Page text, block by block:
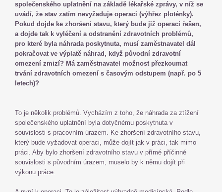
společenského uplatnění na základě lékařské zprávy, v níž se
uvádí, že stav zatím nevyžaduje operaci (výhřez ploténky).
Pokud dojde ke zhoršení stavu, který bude již operací řešen,
a dojde tak k vyléčení a odstranění zdravotních problémů,
pro které byla náhrada poskytnuta, musí zaměstnavatel dál
pokračovat ve výplatě náhrad, když původní zdravotní
omezení zmizí? Má zaměstnavatel možnost přezkoumat
trvání zdravotních omezení s časovým odstupem (např. po 5
letech)?
To je několik problémů. Vycházím z toho, že náhrada za ztížení
společenského uplatnění byla dotyčnému poskytnuta v
souvislosti s pracovním úrazem. Ke zhoršení zdravotního stavu,
který bude vyžadovat operaci, může dojít jak v práci, tak mimo
práci. Aby bylo zhoršení zdravotního stavu v přímé příčinné
souvislosti s původním úrazem, muselo by k němu dojít při
výkonu práce.